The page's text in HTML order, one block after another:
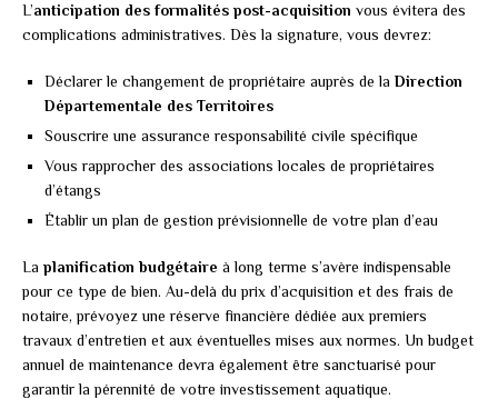
L’anticipation des formalités post-acquisition vous évitera des
complications administratives. Dès la signature, vous devrez:
Déclarer le changement de propriétaire auprès de la Direction
Départementale des Territoires
Souscrire une assurance responsabilité civile spécifique
Vous rapprocher des associations locales de propriétaires
d’étangs
Établir un plan de gestion prévisionnelle de votre plan d’eau
La planification budgétaire à long terme s’avère indispensable
pour ce type de bien. Au-delà du prix d’acquisition et des frais de
notaire, prévoyez une réserve financière dédiée aux premiers
travaux d’entretien et aux éventuelles mises aux normes. Un budget
annuel de maintenance devra également être sanctuarisé pour
garantir la pérennité de votre investissement aquatique.